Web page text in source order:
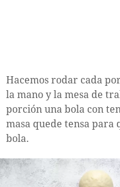
Hacemos rodar cada
la mano y la mesa de
porción una bola con
masa quede tensa para
bola.